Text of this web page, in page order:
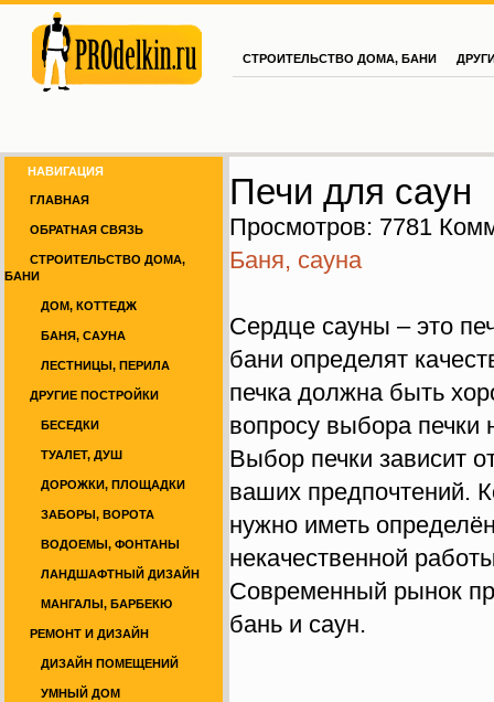
СТРОИТЕЛЬСТВО ДОМА, БАНИ
Печи для саун
Просмотров: 7781
Баня, сауна
Сердце сауны – это
бани определят
печка должна быть
вопросу выбора печки
Выбор печки зависит
ваших предпочтений.
нужно иметь
некачественной
Современный рынок
бань и саун.
НАВИГАЦИЯ
ГЛАВНАЯ
ОБРАТНАЯ СВЯЗЬ
СТРОИТЕЛЬСТВО ДОМА,
БАНИ
ДОМ, КОТТЕДЖ
БАНЯ, САУНА
ЛЕСТНИЦЫ, ПЕРИЛА
ДРУГИЕ ПОСТРОЙКИ
БЕСЕДКИ
ТУАЛЕТ, ДУШ
ДОРОЖКИ, ПЛОЩАДКИ
ЗАБОРЫ, ВОРОТА
ВОДОЕМЫ, ФОНТАНЫ
ЛАНДШАФТНЫЙ ДИЗАЙН
МАНГАЛЫ, БАРБЕКЮ
РЕМОНТ И ДИЗАЙН
ДИЗАЙН ПОМЕЩЕНИЙ
УМНЫЙ ДОМ